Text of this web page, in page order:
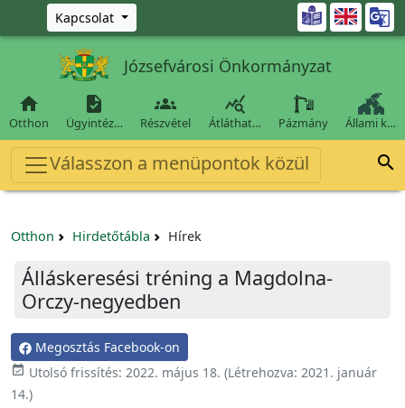
Ugrás a fő tartalomra
Kapcsolat 
Józsefvárosi Önkormányzat

Otthon

Ügyintéz…

Részvétel

Átláthat… Pázmány Állami k…
Válasszon a menüpontok közül 
Otthon Hirdetőtábla Hírek
Álláskeresési tréning a Magdolna-
Orczy-negyedben
Megosztás Facebook-on
 Utolsó frissítés: 2022. május 18. (Létrehozva: 2021. január
14.)